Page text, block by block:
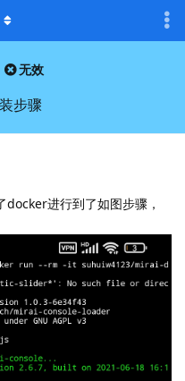
无效
步骤
进行到了如图步骤，